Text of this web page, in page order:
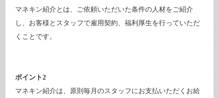
マネキン紹介とは、ご依頼いただいた条件の人材をご紹介
し、お客様とスタッフで雇用契約、福利厚生を行っていただ
くことです。
ポイント2
マネキン紹介は、原則毎月のスタッフにお支払いただくお給